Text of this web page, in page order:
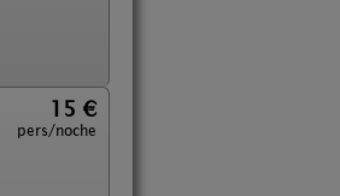
15 €
pers/noche